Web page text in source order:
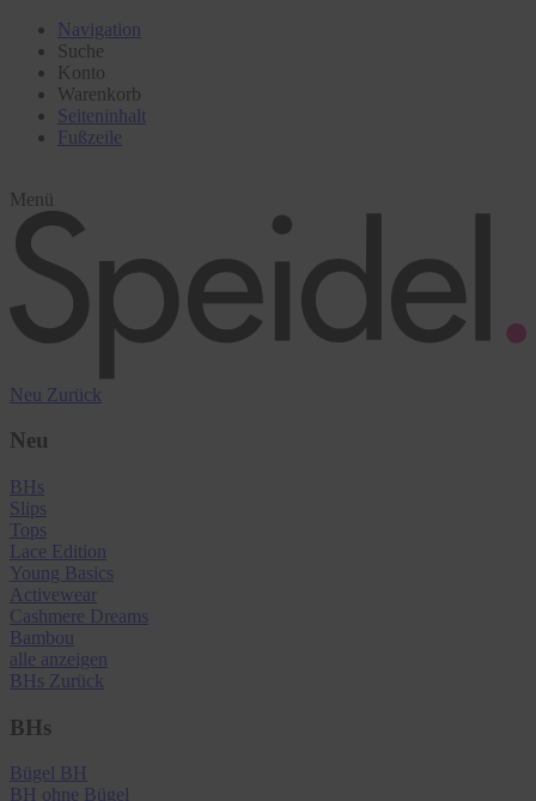
Navigation
Suche
Konto
Warenkorb
Seiteninhalt
Fußzeile
Menü
Neu Zurück
Neu
BHs
Slips
Tops
Lace Edition
Young Basics
Activewear
Cashmere Dreams
Bambou
alle anzeigen
BHs Zurück
BHs
Bügel BH
BH ohne Bügel